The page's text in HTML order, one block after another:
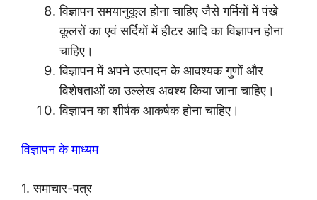
विज्ञापन समयानुकूल होना चाहिए जैसे गर्मियों में पंखे
कूलरों का एवं सर्दियों में हीटर आदि का विज्ञापन होना
चाहिए।
विज्ञापन में अपने उत्पादन के आवश्यक गुणों और
विशेषताओं का उल्लेख अवश्य किया जाना चाहिए।
विज्ञापन का शीर्षक आकर्षक होना चाहिए।
विज्ञापन के माध्यम
1. समाचार-पत्र